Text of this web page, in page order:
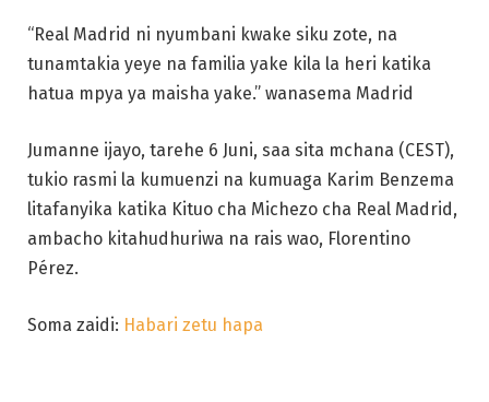
“Real Madrid ni nyumbani kwake siku zote, na
tunamtakia yeye na familia yake kila la heri katika
hatua mpya ya maisha yake.” wanasema Madrid
Jumanne ijayo, tarehe 6 Juni, saa sita mchana (CEST),
tukio rasmi la kumuenzi na kumuaga Karim Benzema
litafanyika katika Kituo cha Michezo cha Real Madrid,
ambacho kitahudhuriwa na rais wao, Florentino
Pérez.
Soma zaidi: Habari zetu hapa